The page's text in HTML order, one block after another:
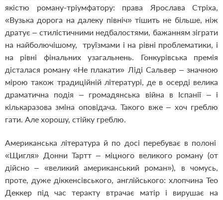
якістю роману-тріумфатору: права Ярослава Стріха,
«Вузька дорога на далеку північ» тішить не більше, ніж
дратує – стилістичними недбалостями, бажанням зіграти
на найболючішому, труїзмами і на рівні проблематики, і
на рівні фінальних узагальнень. Гонкурівська премія
дісталася роману «Не плакати» Ліді Сальвер – значною
мірою також традиційній літературі, де в осерді велика
драматична подія – громадянська війна в Іспанії – і
кількаразова зміна оповідача. Такого вже – хоч греблю
гати. Але хорошу, стійку греблю.
Американська література й по досі перебуває в полоні
«Щигля» Донни Тартт – міцного великого роману (от
дійсно – «великий американський роман»), в чомусь,
проте, дуже діккенсівського, англійського: хлопчина Тео
Деккер під час теракту втрачає матір і вирушає на